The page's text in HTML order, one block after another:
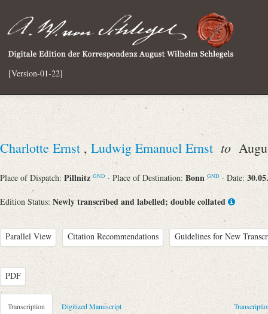
[Version-01-22]
Charlotte Ernst , Ludwig Emanuel Ernst to
Place of Dispatch: Pillnitz GND · Place of Destination: BonnGND · Date:
Edition Status: Newly transcribed and labelled; double collated
Parallel View Citation Recommendations Guidelines for New
PDF
Metadata Concerning Header
Transcription Digitized Manuscript